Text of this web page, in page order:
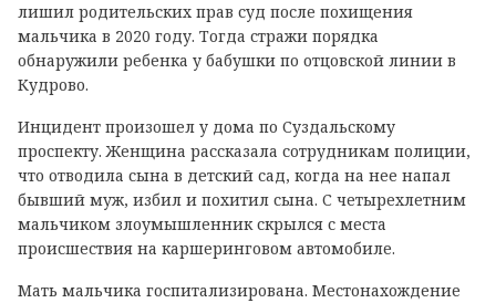
лишил родительских прав суд после похищения
мальчика в 2020 году. Тогда стражи порядка
обнаружили ребенка у бабушки по отцовской линии в
Кудрово.
Инцидент произошел у дома по Суздальскому
проспекту. Женщина рассказала сотрудникам полиции,
что отводила сына в детский сад, когда на нее напал
бывший муж, избил и похитил сына. С четырехлетним
мальчиком злоумышленник скрылся с места
происшествия на каршеринговом автомобиле.
Мать мальчика госпитализирована. Местонахождение